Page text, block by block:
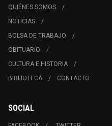
QUIÉNES SOMOS
NOTICIAS
BOLSA DE TRABAJO
OBITUARIO
CULTURA E HISTORIA
BIBLIOTECA
CONTACTO
SOCIAL